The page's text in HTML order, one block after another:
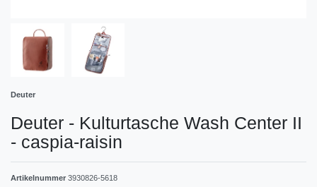
Deuter
Deuter - Kulturtasche Wash Center II
- caspia-raisin
Artikelnummer 3930826-5618